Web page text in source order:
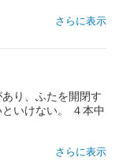
さらに表示
り、ふたを開閉す
いけない。 ４本中
さらに表示